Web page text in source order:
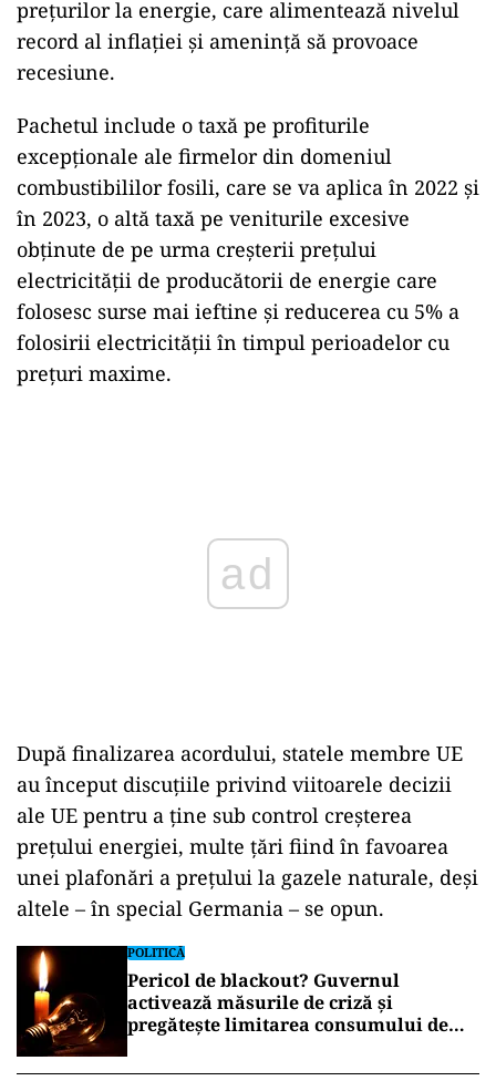
preţurilor la energie, care alimentează nivelul
record al inflaţiei şi ameninţă să provoace
recesiune.
Pachetul include o taxă pe profiturile
excepţionale ale firmelor din domeniul
combustibililor fosili, care se va aplica în 2022 şi
în 2023, o altă taxă pe veniturile excesive
obţinute de pe urma creşterii preţului
electricităţii de producătorii de energie care
folosesc surse mai ieftine şi reducerea cu 5% a
folosirii electricităţii în timpul perioadelor cu
preţuri maxime.
ad
După finalizarea acordului, statele membre UE
au început discuţiile privind viitoarele decizii
ale UE pentru a ţine sub control creşterea
preţului energiei, multe ţări fiind în favoarea
unei plafonări a preţului la gazele naturale, deşi
altele – în special Germania – se opun.
POLITICĂ
Pericol de blackout? Guvernul
activează măsurile de criză și
pregătește limitarea consumului de